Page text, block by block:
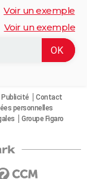
Voir un exemple
Voir un exemple
Publicité
Contact
personnelles
Groupe Figaro